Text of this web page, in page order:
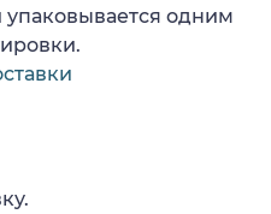
упаковывается одним